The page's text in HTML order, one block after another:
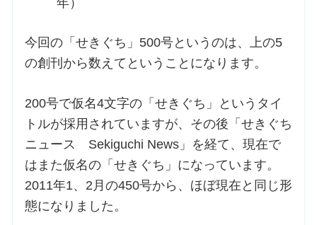
年）
今回の「せきぐち」500号というのは、上の5
の創刊から数えてということになります。
200号で仮名4文字の「せきぐち」というタイ
トルが採用されていますが、その後「せきぐち
ニュース Sekiguchi News」を経て、現在で
はまた仮名の「せきぐち」になっています。
2011年1、2月の450号から、ほぼ現在と同じ形
態になりました。